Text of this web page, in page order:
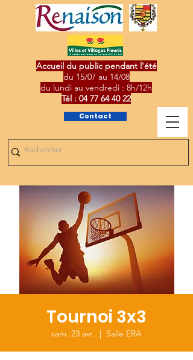
Contact
Accueil du public pendant l'été
du 15/07 au 14/08
du lundi au vendredi : 8h/12h
Tél : 04 77 64 40 22
Tournoi 3x3
sam. 23 avr.
  |
Salle ERA